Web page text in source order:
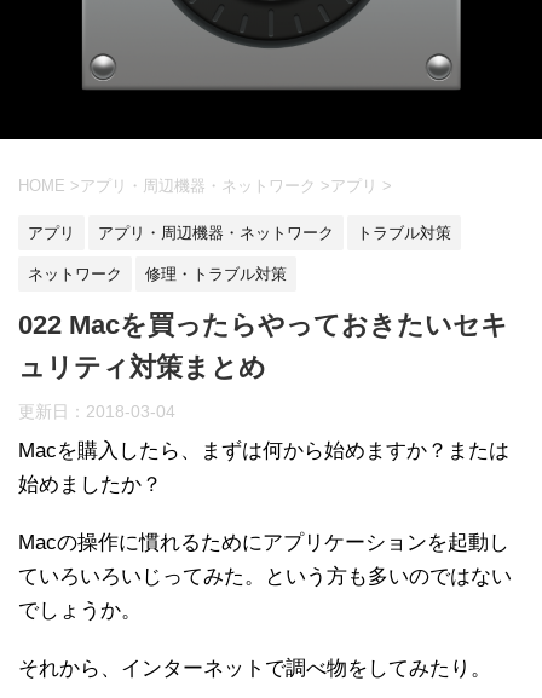
HOME >アプリ・周辺機器・ネットワーク >アプリ >
アプリ アプリ・周辺機器・ネットワーク トラブル対策
ネットワーク 修理・トラブル対策
022 Macを買ったらやっておきたいセキ
ュリティ対策まとめ
更新日： 2018-03-04
Macを購入したら、まずは何から始めますか？または
始めましたか？
Macの操作に慣れるためにアプリケーションを起動し
ていろいろいじってみた。という方も多いのではない
でしょうか。
それから、インターネットで調べ物をしてみたり。